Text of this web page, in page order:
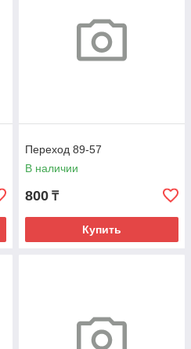
Переход 89-57
В наличии
800 ₸
Купить